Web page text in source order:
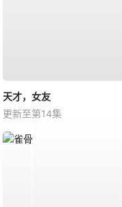
天才，女友
更新至第14集